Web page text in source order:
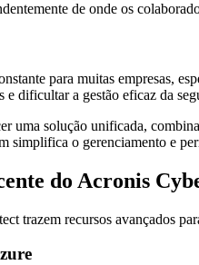
de onde os
para muitas empresas,
e dificultar a gestão eficaz da
uma solução unificada,
simplifica o gerenciamento e
do Acronis
trazem recursos avançados